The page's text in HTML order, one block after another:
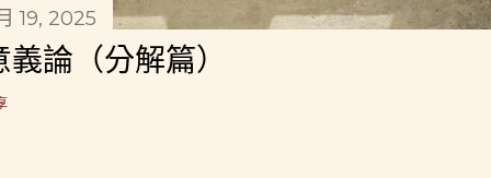
19, 2025
義論（分解篇）